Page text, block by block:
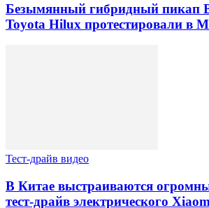
Безымянный гибридный пикап
Toyota Hilux протестировали в
Тест-драйв видео
В Китае выстраиваются
тест-драйв электрического